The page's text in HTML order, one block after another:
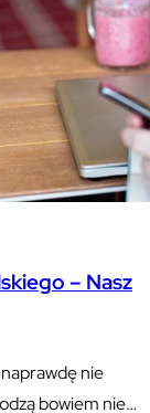
– Nasz
nie
bowiem nie